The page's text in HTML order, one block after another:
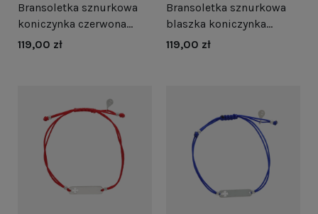
Bransoletka sznurkowa
koniczynka czerwona
srebro
119,00 zł
Bransoletka sznurkowa
blaszka koniczynka
czarna srebro
119,00 zł